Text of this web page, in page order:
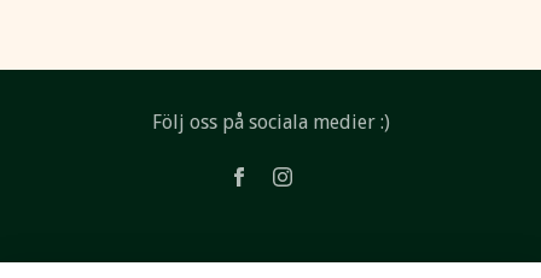
Följ oss på sociala medier :)